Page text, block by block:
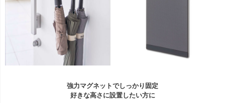
強力マグネットでしっかり固定
好きな高さに設置したい方に